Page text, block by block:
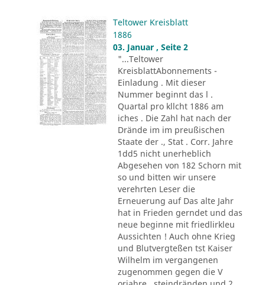
Teltower Kreisblatt
1886
03. Januar , Seite 2
"...Teltower
KreisblattAbonnements -
Einladung . Mit dieser
Nummer beginnt das l .
Quartal pro kllcht 1886 am
iches . Die Zahl hat nach der
Drände im im preußischen
Staate der ., Stat . Corr. Jahre
1dd5 nicht unerheblich
Abgesehen von 182 Schorn mit
so und bitten wir unsere
verehrten Leser die
Erneuerung auf Das alte Jahr
hat in Frieden gerndet und das
neue beginne mit friedlirkleu
Aussichten ! Auch ohne Krieg
und Blutvergteßen tst Kaiser
Wilhelm im vergangenen
zugenommen gegen die V